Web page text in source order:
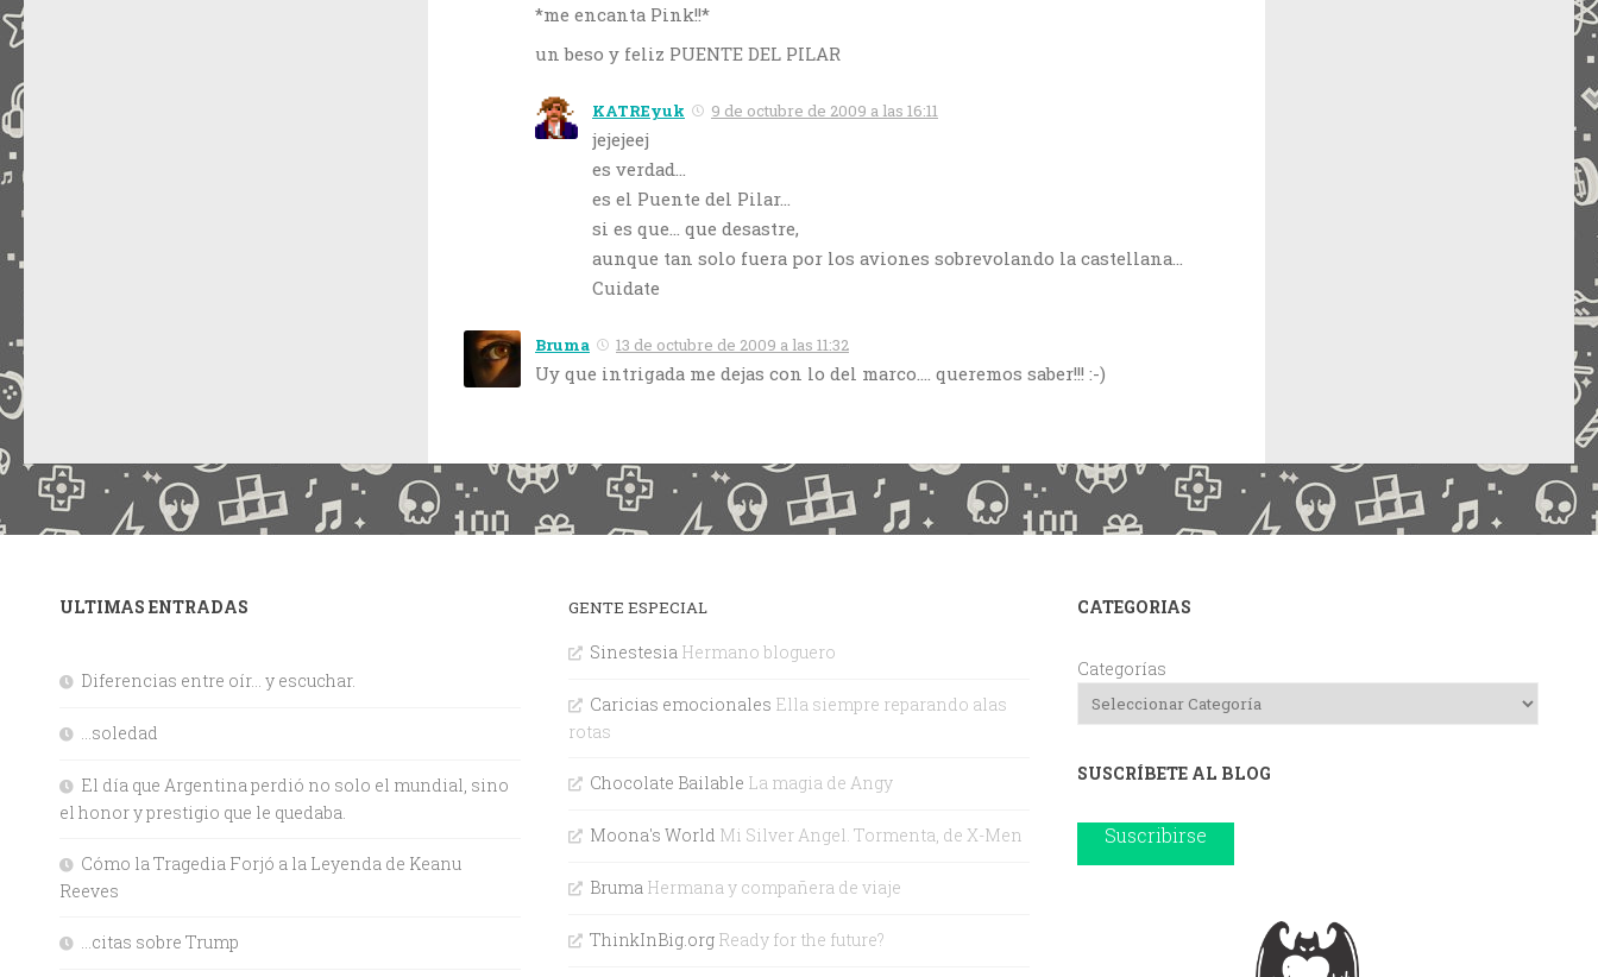
*me encanta Pink!!*
un beso y feliz PUENTE DEL PILAR
KATREyuk 9 de octubre de 2009 a las 16:11
jejejeej
es verdad…
es el Puente del Pilar…
si es que… que desastre,
aunque tan solo fuera por los aviones sobrevolando la castellana…
Cuidate
Bruma 13 de octubre de 2009 a las 11:32
Uy que intrigada me dejas con lo del marco…. queremos saber!!! :-)
ULTIMAS ENTRADAS
Diferencias entre oír… y escuchar.
…soledad
El día que Argentina perdió no solo el mundial, sino
el honor y prestigio que le quedaba.
Cómo la Tragedia Forjó a la Leyenda de Keanu
Reeves
…citas sobre Trump
GENTE ESPECIAL
SinestesiaHermano bloguero
Caricias emocionales Ella siempre reparando alas
rotas
Chocolate Bailable La magia de Angy
Moona's World Mi Silver Angel. Tormenta, de X-Men
BrumaHermana y compañera de viaje
ThinkInBig.orgReady for the future?
CATEGORIAS
Categorías
SUSCRÍBETE AL BLOG
Suscribirse